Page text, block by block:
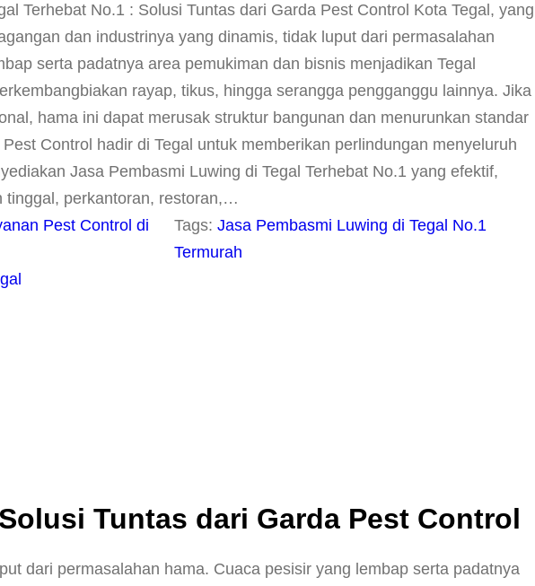
Terhebat No.1 : Solusi Tuntas dari Garda Pest Control Kota Tegal, yang
dan industrinya yang dinamis, tidak luput dari permasalahan
serta padatnya area pemukiman dan bisnis menjadikan Tegal
rayap, tikus, hingga serangga pengganggu lainnya. Jika
hama ini dapat merusak struktur bangunan dan menurunkan standar
Control hadir di Tegal untuk memberikan perlindungan menyeluruh
Jasa Pembasmi Luwing di Tegal Terhebat No.1 yang efektif,
tinggal, perkantoran, restoran,…
Pest Control di
Tags: Jasa Pembasmi Luwing di Tegal No.1
Termurah
Tuntas dari Garda Pest Control
dari permasalahan hama. Cuaca pesisir yang lembap serta padatnya